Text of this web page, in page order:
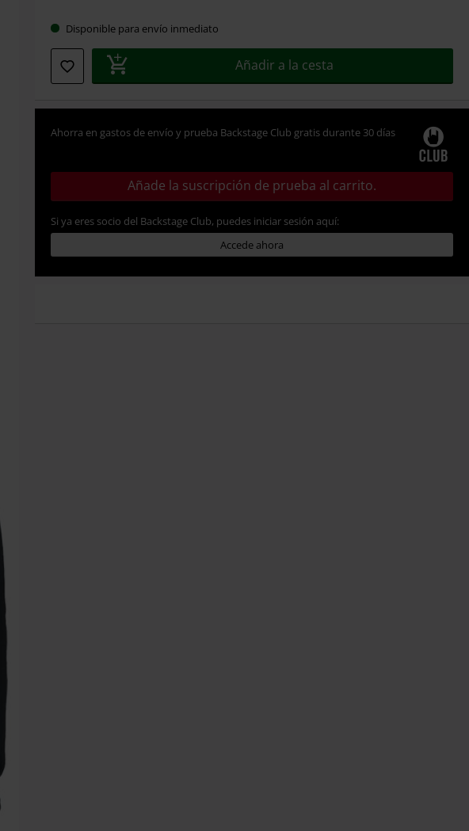
Disponible para envío inmediato
Añadir a la cesta
Ahorra en gastos de envío y prueba Backstage Club gratis durante 30 días
Añade la suscripción de prueba al carrito.
Si ya eres socio del Backstage Club, puedes iniciar sesión aquí:
Accede ahora